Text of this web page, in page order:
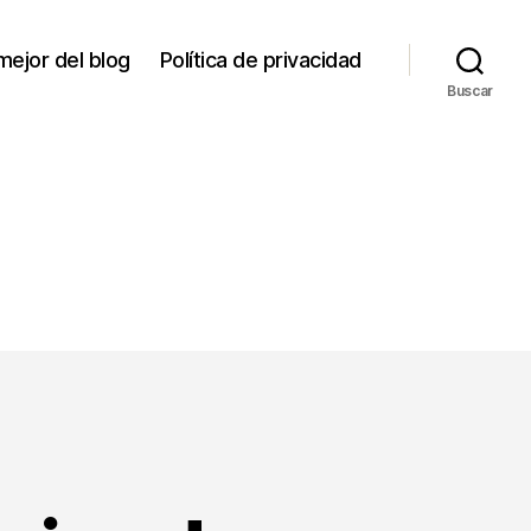
del blog Política de privacidad
Buscar